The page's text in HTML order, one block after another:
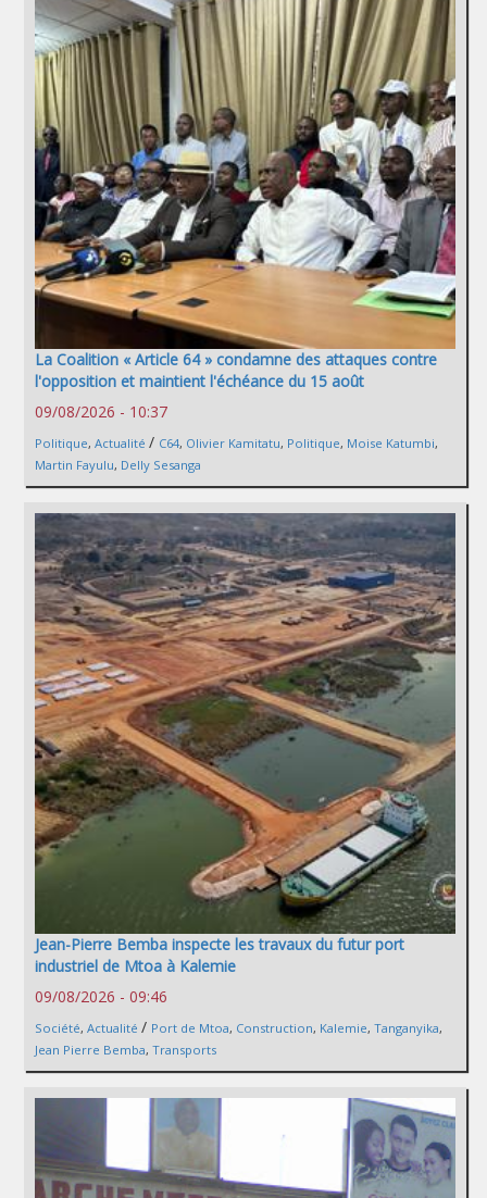
La Coalition « Article 64 » condamne des attaques contre
l'opposition et maintient l'échéance du 15 août
09/08/2026 - 10:37
Politique, Actualité / C64, Olivier Kamitatu, Politique, Moise Katumbi,
Martin Fayulu, Delly Sesanga
Jean-Pierre Bemba inspecte les travaux du futur port
industriel de Mtoa à Kalemie
09/08/2026 - 09:46
Société, Actualité / Port de Mtoa, Construction, Kalemie, Tanganyika,
Jean Pierre Bemba, Transports